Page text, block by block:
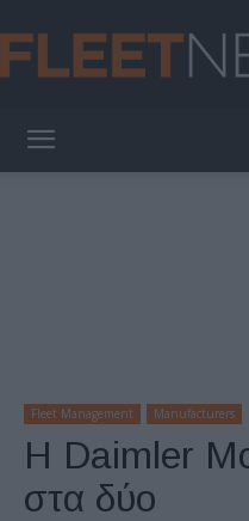
Fleet Management Manufacturers
Η Daimler
στα δύο